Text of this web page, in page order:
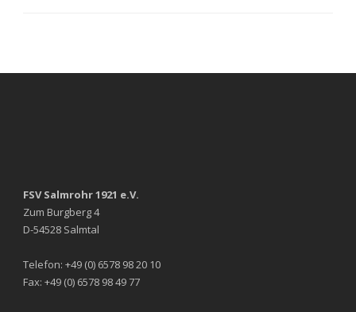
FSV Salmrohr 1921 e.V.
Zum Burgberg 4
D-54528 Salmtal
Telefon: +49 (0) 6578 98 20 10
Fax: +49 (0) 6578 98 49 77